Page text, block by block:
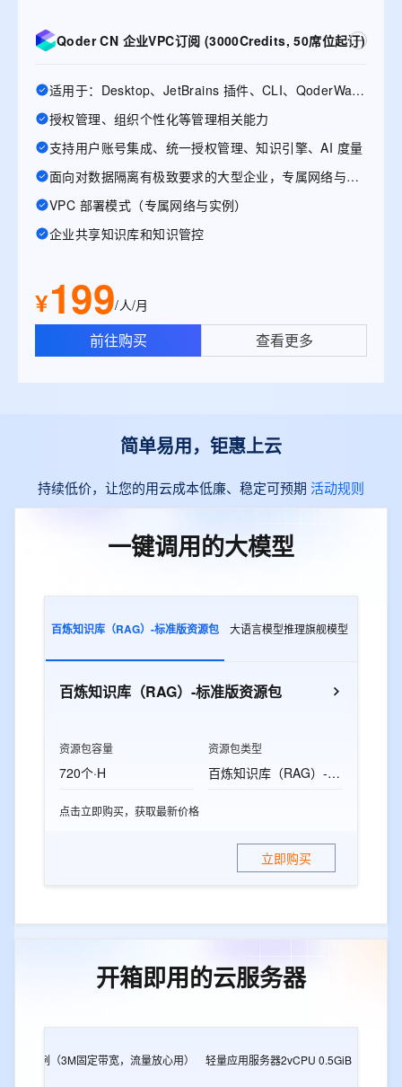
Qoder CN 企业VPC订阅 (3000Credits, 50席位起订)
适用于：Desktop、JetBrains 插件、CLI、QoderWake、Mobile
授权管理、组织个性化等管理相关能力
支持用户账号集成、统一授权管理、知识引擎、AI 度量
面向对数据隔离有极致要求的大型企业，专属网络与实例
VPC 部署模式（专属网络与实例）
企业共享知识库和知识管控
¥199/人/月
前往购买 查看更多
简单易用，钜惠上云
持续低价，让您的用云成本低廉、稳定可预期 活动规则
一键调用的大模型
百炼知识库（RAG）-标准版资源包 大语言模型推理旗舰模型
百炼知识库（RAG）-标准版资源包
资源包容量
720个·H
资源包类型
百炼知识库（RAG）-标准版资源包
点击立即购买，获取最新价格
立即购买
开箱即用的云服务器
e实例（3M固定带宽，流量放心用） 轻量应用服务器2vCPU 0.5GiB